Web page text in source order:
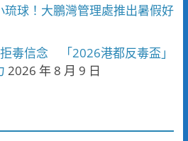
球！大鵬灣管理處推出暑假好
毒信念 「2026港都反毒盃」
2026 年 8 月 9 日